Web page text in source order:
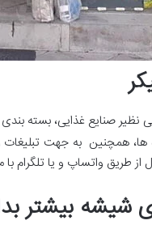
نظیر صنایع غذایی، بسته
همچنین به جهت تبلیغات
واتساپ و یا تلگرام با
شیشه بیشتر